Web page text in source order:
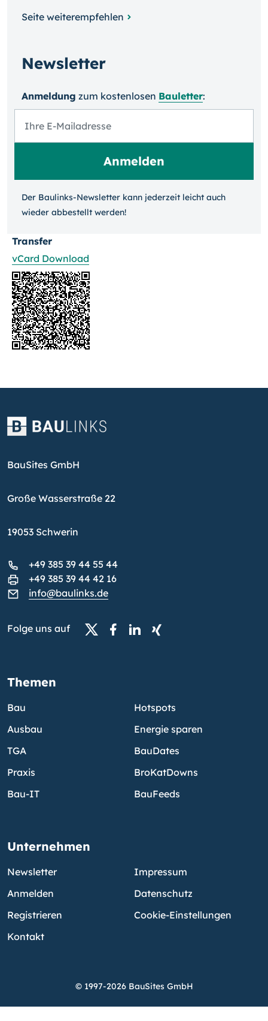
Seite weiterempfehlen
Newsletter
Anmeldung zum kosten­losen Bauletter:
Der Baulinks-Newsletter kann jeder­zeit leicht auch
wieder ab­bestellt werden!
Transfer
vCard Download
BauSites GmbH
Große Wasserstraße 22
19053 Schwerin
+49 385 39 44 55 44
+49 385 39 44 42 16
info@baulinks.de
Folge uns auf
Themen
Bau
Ausbau
TGA
Praxis
Bau-IT
Hotspots
Energie sparen
BauDates
BroKatDowns
BauFeeds
Unternehmen
Newsletter
Anmelden
Registrieren
Kontakt
Impressum
Datenschutz
Cookie-Einstellungen
© 1997-2026 BauSites GmbH